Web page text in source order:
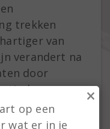
trekken
van
verandert na
door
in potten,
de reacties
op een
wat er in je
×